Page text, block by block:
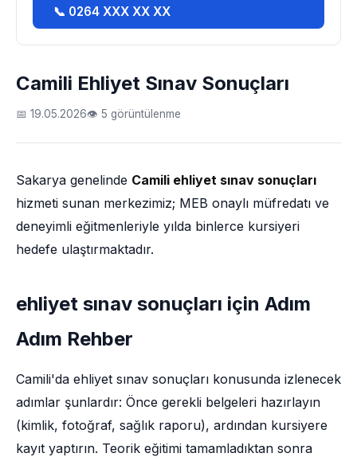
Camili Ehliyet Sınav Sonuçları
📅 19.05.2026👁 5 görüntülenme
Sakarya genelinde Camili ehliyet sınav sonuçları
hizmeti sunan merkezimiz; MEB onaylı müfredatı ve
deneyimli eğitmenleriyle yılda binlerce kursiyeri
hedefe ulaştırmaktadır.
ehliyet sınav sonuçları için Adım
Adım Rehber
Camili'da ehliyet sınav sonuçları konusunda izlenecek
adımlar şunlardır: Önce gerekli belgeleri hazırlayın
(kimlik, fotoğraf, sağlık raporu), ardından kursiyere
kayıt yaptırın. Teorik eğitimi tamamladıktan sonra
📞 0264 XXX XX XX